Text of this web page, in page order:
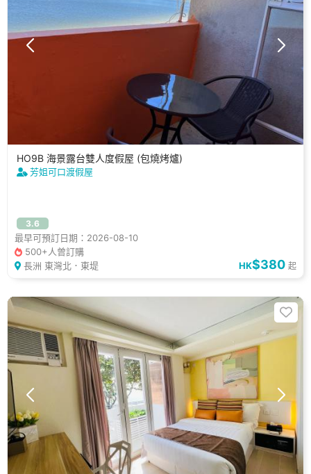
HO9B 海景露台雙人度假屋 (包燒烤爐)
芳姐可口渡假屋
3.6
最早可預訂日期：2026-08-10
500+人曾訂購
長洲 東灣北．東堤
HK$380 起